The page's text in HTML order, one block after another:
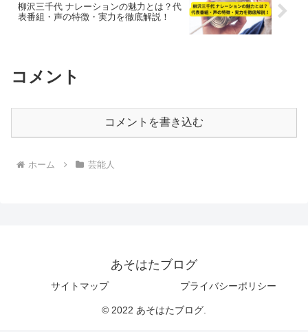
柳沢三千代 ナレーションの魅力とは？代
表番組・声の特徴・実力を徹底解説！
コメント
コメントを書き込む
ホーム 芸能人
あそはたブログ
サイトマップ プライバシーポリシー
© 2022 あそはたブログ.